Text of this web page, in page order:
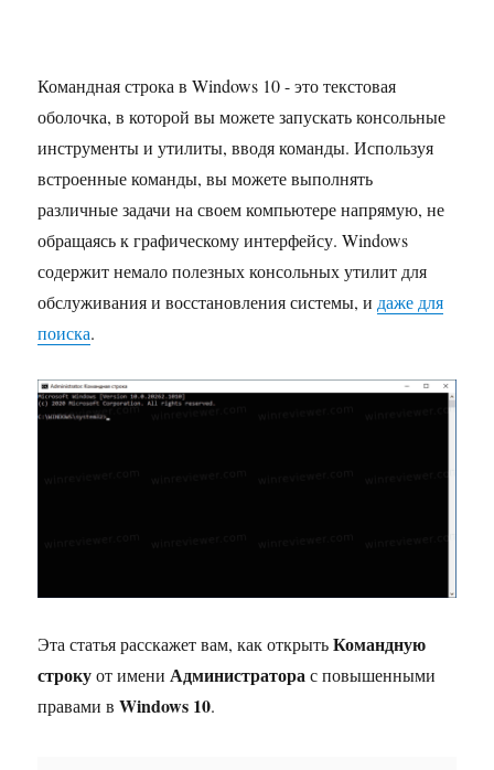
Командная строка в Windows 10 - это текстовая
оболочка, в которой вы можете запускать консольные
инструменты и утилиты, вводя команды. Используя
встроенные команды, вы можете выполнять
различные задачи на своем компьютере напрямую, не
обращаясь к графическому интерфейсу. Windows
содержит немало полезных консольных утилит для
обслуживания и восстановления системы, и даже для
поиска.
Эта статья расскажет вам, как открытьКомандную
строкуот имени Администраторас повышенными
правами вWindows 10.